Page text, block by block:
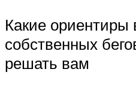
Какие ориентиры
собственных
решать вам